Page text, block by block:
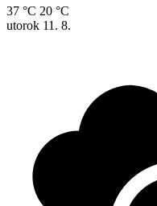
37 °C 20 °C
utorok 11. 8.